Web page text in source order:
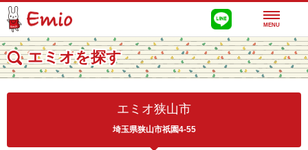
MENU
エミオを探す
エミオ狭山市
埼玉県狭山市祇園4-55